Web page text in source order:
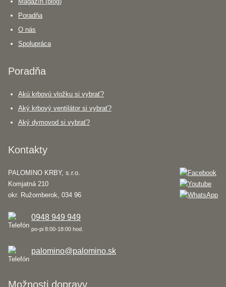
Poradňa
O nás
Spolupráca
Poradňa
Akú krbovú vložku si vybrať?
Aký krbový ventilátor si vybrať?
Aký dymovod si vybrať?
Kontakty
PALOMINO KRBY, s.r.o.
Komjatná 210
okr. Ružomberok, 034 96
0948 949 949
po-pi 8:00-18:00 hod.
palomino@palomino.sk
Možnosti dopravy